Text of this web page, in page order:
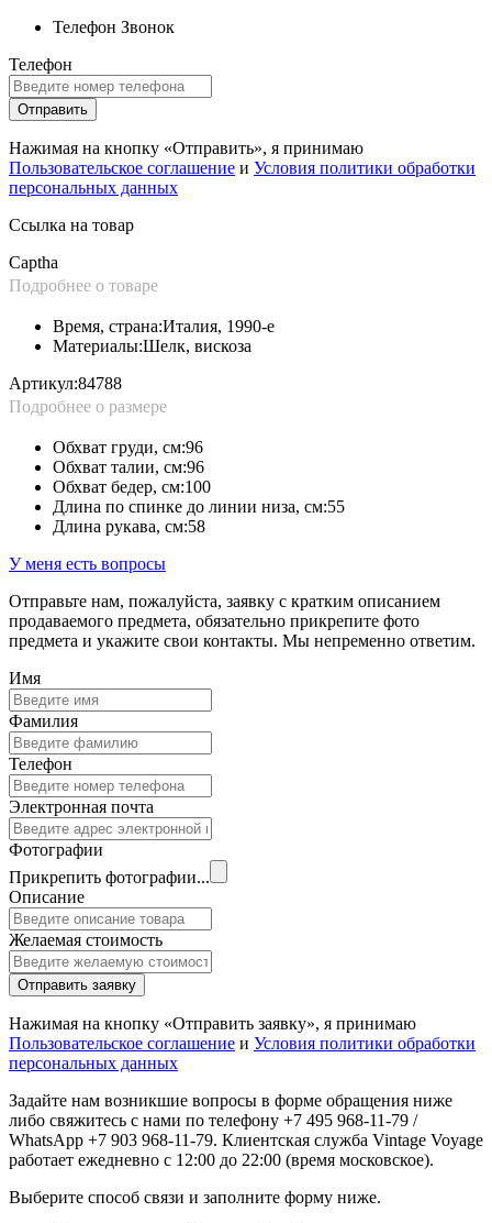
Телефон Звонок
Телефон
Отправить
Нажимая на кнопку «Отправить», я принимаю
Пользовательское соглашение и Условия политики обработки
персональных данных
Ссылка на товар
Captha
Подробнее о товаре
Материалы:Шелк, вискоза
Время, страна:Италия, 1990-е
Артикул:84788
Подробнее о размере
Длина рукава, см:58
Длина по спинке до линии низа, см:55
Обхват бедер, см:100
Обхват талии, см:96
Обхват груди, см:96
У меня есть вопросы
Отправьте нам, пожалуйста, заявку с кратким описанием
продаваемого предмета, обязательно прикрепите фото
предмета и укажите свои контакты. Мы непременно ответим.
Имя
Фамилия
Телефон
Электронная почта
Фотографии
Прикрепить фотографии...
Описание
Желаемая стоимость
Отправить заявку
Нажимая на кнопку «Отправить заявку», я принимаю
Пользовательское соглашение и Условия политики обработки
персональных данных
Задайте нам возникшие вопросы в форме обращения ниже
либо свяжитесь с нами по телефону +7 495 968-11-79 /
WhatsApp +7 903 968-11-79. Клиентская служба Vintage Voyage
работает ежедневно с 12:00 до 22:00 (время московское).
Выберите способ связи и заполните форму ниже.